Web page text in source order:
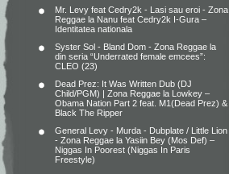
Mr. Levy feat Cedry2k - Lasi sau eroi - Zona
Reggae la Nanu feat Cedry2k I-Gura –
Identitatea nationala
Syster Sol - Bland Dom - Zona Reggae la
din seria “Underrated female emcees”:
CLEO (23)
Dead Prez: It Was Written Dub (DJ
Child/PGM) | Zona Reggae la Lowkey –
Obama Nation Part 2 feat. M1(Dead Prez) &
Black The Ripper
General Levy - Murda - Dubplate / Little Lion
- Zona Reggae la Yasiin Bey (Mos Def) –
Niggas In Poorest (Niggas In Paris
Freestyle)